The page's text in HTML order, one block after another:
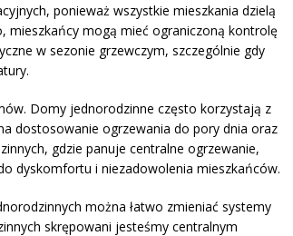
ponieważ wszystkie mieszkania dzielą
mieszkańcy mogą mieć ograniczoną kontrolę
w sezonie grzewczym, szczególnie gdy
Domy jednorodzinne często korzystają z
dostosowanie ogrzewania do pory dnia oraz
gdzie panuje centralne ogrzewanie,
dyskomfortu i niezadowolenia mieszkańców.
można łatwo zmieniać systemy
skrępowani jesteśmy centralnym